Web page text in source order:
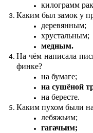
килограмм
Каким был замок у
деревянным;
хрустальным;
медным.
На чём написала
финке?
на бумаге;
на сушёной
на бересте.
Каким пухом были
лебяжьим;
гагачьим;